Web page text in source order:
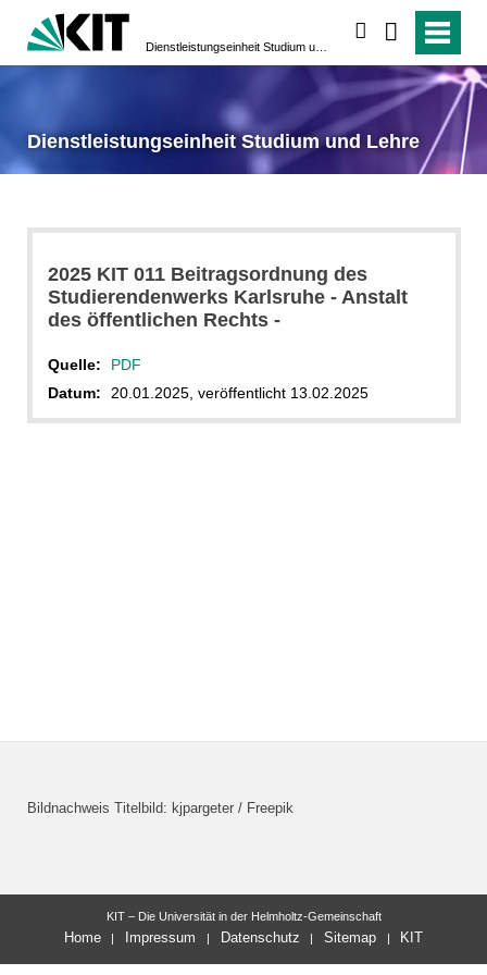
Dienstleistungseinheit Studium und Lehre
2025 KIT 011 Beitragsordnung des
Studierendenwerks Karlsruhe - Anstalt
des öffentlichen Rechts -
Quelle:
PDF
Datum:
20.01.2025, veröffentlicht 13.02.2025
Bildnachweis Titelbild: kjpargeter / Freepik
KIT – Die Universität in der Helmholtz-Gemeinschaft
Home Impressum Datenschutz Sitemap KIT